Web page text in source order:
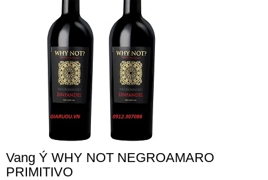
VANG TÂY BAN NHA
RƯỢU VANG MỸ
RƯỢU VANG NGỌT
RƯỢU VANG BỊCH
RƯỢU VANG ÚC
Vang Ý WHY NOT NEGROAMARO
PRIMITIVO